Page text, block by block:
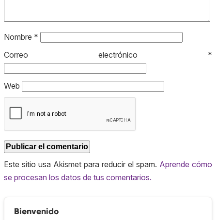
Nombre *
Correo electrónico *
Web
Este sitio usa Akismet para reducir el spam. Aprende cómo
se procesan los datos de tus comentarios.
Bienvenido